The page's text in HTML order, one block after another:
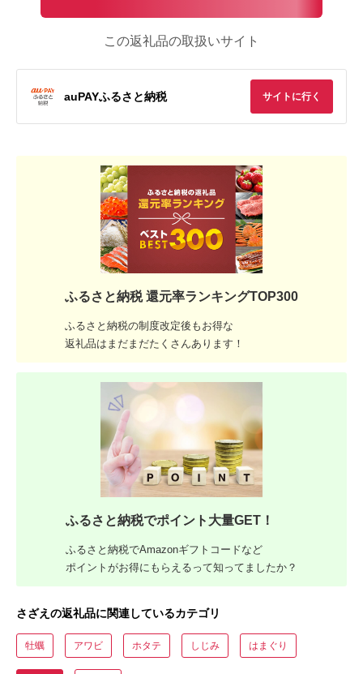
この返礼品の取扱いサイト
auPAYふるさと納税 サイトに行く
ふるさと納税 還元率ランキングTOP300
ふるさと納税の制度改定後もお得な
返礼品はまだまだたくさんあります！
ふるさと納税でポイント大量GET！
ふるさと納税でAmazonギフトコードなど
ポイントがお得にもらえるって知ってましたか？
さざえの返礼品に関連しているカテゴリ
牡蠣 アワビ ホタテ しじみ はまぐり